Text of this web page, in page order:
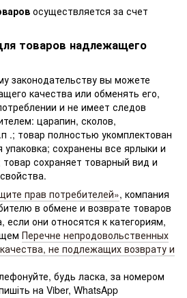
осуществляется за счет
товаров надлежащего
законодательству вы можете
качества или обменять его,
и не имеет следов
царапин, сколов,
.; товар полностью укомплектован
сохранены все ярлыки и
сохраняет товарный вид и
прав потребителей», компания
в обмене и возврате товаров
они относятся к категориям,
Перечне непродовольственных
не подлежащих возврату и
будь ласка, за номером
на Viber, WhatsApp